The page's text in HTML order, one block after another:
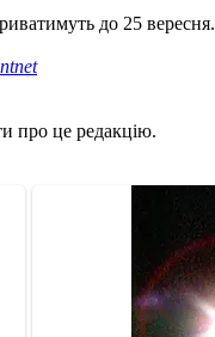
до 25 вересня.
про це редакцію.